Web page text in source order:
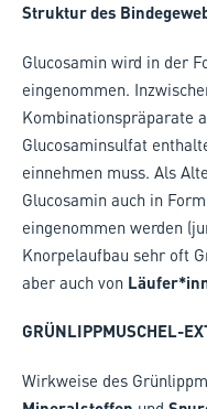
Struktur des
Glucosamin wird in der
eingenommen.
Kombinationspräparate
Glucosaminsulfat
einnehmen muss. Als
Glucosamin auch in
eingenommen werden
Knorpelaufbau sehr oft
aber auch von
GRÜNLIPPMUSCHEL-
Wirkweise des